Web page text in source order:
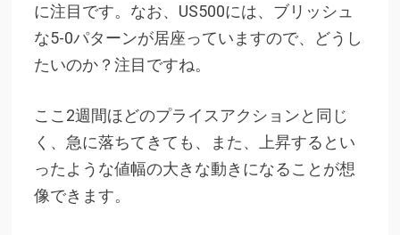
に注目です。なお、US500には、ブリッシュ
な5-0パターンが居座っていますので、どうし
たいのか？注目ですね。
ここ2週間ほどのプライスアクションと同じ
く、急に落ちてきても、また、上昇するとい
ったような値幅の大きな動きになることが想
像できます。